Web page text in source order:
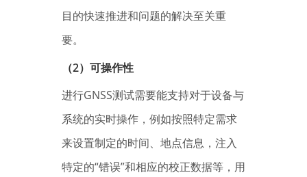
目的快速推进和问题的解决至关重
要。
（2）可操作性
进行GNSS测试需要能支持对于设备与
系统的实时操作，例如按照特定需求
来设置制定的时间、地点信息，注入
特定的“错误”和相应的校正数据等，用